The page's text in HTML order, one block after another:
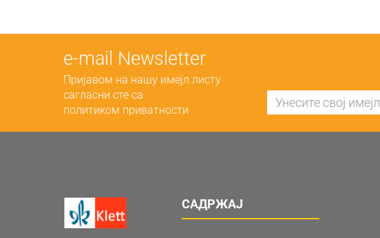
е-mail Newsletter
Пријавом на нашу имејл листу
сагласни сте са
политиком приватности
САДРЖАЈ